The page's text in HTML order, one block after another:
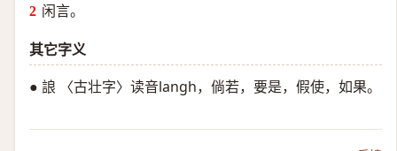
闲言。
其它字义
● 誏 〈古壮字〉读音langh，倘若，要是，假使，如果。